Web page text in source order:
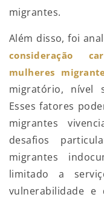
migrantes.
Além disso, foi
consideração
mulheres
migratório, nível
Esses fatores
migrantes
desafios
migrantes
limitado a
vulnerabilidade e